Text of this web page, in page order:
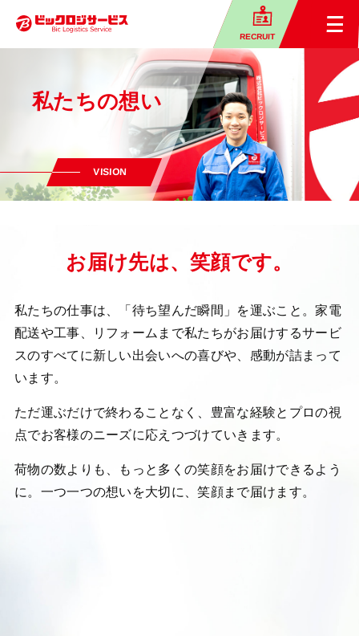
RECRUIT
私たちの想い
VISION
お届け先は、笑顔です。
私たちの仕事は、「待ち望んだ瞬間」を運ぶこと。家電
配送や工事、リフォームまで私たちがお届けするサービ
スのすべてに新しい出会いへの喜びや、感動が詰まって
います。
ただ運ぶだけで終わることなく、豊富な経験とプロの視
点でお客様のニーズに応えつづけていきます。
荷物の数よりも、もっと多くの笑顔をお届けできるよう
に。 一つ一つの想いを大切に、笑顔まで届けます。